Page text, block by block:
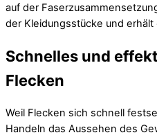
auf der
der Kleidungsstücke und
Schnelles und
Flecken
Weil Flecken sich schnell
Handeln das Aussehen des